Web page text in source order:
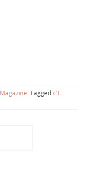
Magazine Tagged c't